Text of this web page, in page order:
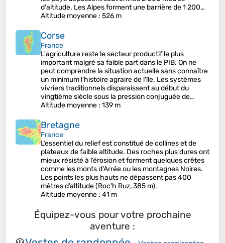
d'altitude. Les Alpes forment une barrière de 1 200…
Altitude moyenne : 526 m
Corse
France
L'agriculture reste le secteur productif le plus
important malgré sa faible part dans le PIB. On ne
peut comprendre la situation actuelle sans connaître
un minimum l'histoire agraire de l'île. Les systèmes
vivriers traditionnels disparaissent au début du
vingtième siècle sous la pression conjuguée de…
Altitude moyenne : 139 m
Bretagne
France
L’essentiel du relief est constitué de collines et de
plateaux de faible altitude. Des roches plus dures ont
mieux résisté à l’érosion et forment quelques crêtes
comme les monts d'Arrée ou les montagnes Noires.
Les points les plus hauts ne dépassent pas 400
mètres d’altitude (Roc'h Ruz, 385 m).
Altitude moyenne : 41 m
Équipez-vous pour votre prochaine
aventure :